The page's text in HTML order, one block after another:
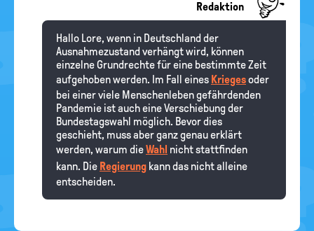
Redaktion
Hallo Lore, wenn in Deutschland der
Ausnahmezustand verhängt wird, können
einzelne Grundrechte für eine bestimmte Zeit
aufgehoben werden. Im Fall eines Kriegesoder
bei einer viele Menschenleben gefährdenden
Pandemie ist auch eine Verschiebung der
Bundestagswahl möglich. Bevor dies
geschieht, muss aber ganz genau erklärt
werden, warum dieWahl nicht stattfinden
kann. Die Regierung kann das nicht alleine
entscheiden.